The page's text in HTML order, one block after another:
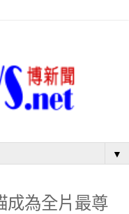
▼
成為全片最尊